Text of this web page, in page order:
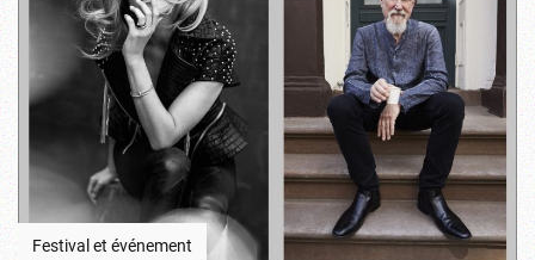
Festival et événement